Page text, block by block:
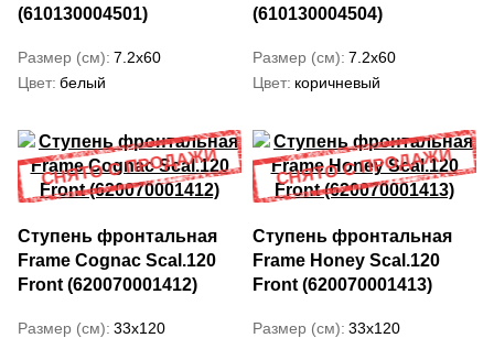
(610130004501)
Размер (см) 7.2x60
Цвет белый
(610130004504)
Размер (см) 7.2x60
Цвет коричневый
Ступень фронтальная
Frame Cognac Scal.120
Front (620070001412)
Размер (см) 33x120
Ступень фронтальная
Frame Honey Scal.120
Front (620070001413)
Размер (см) 33x120